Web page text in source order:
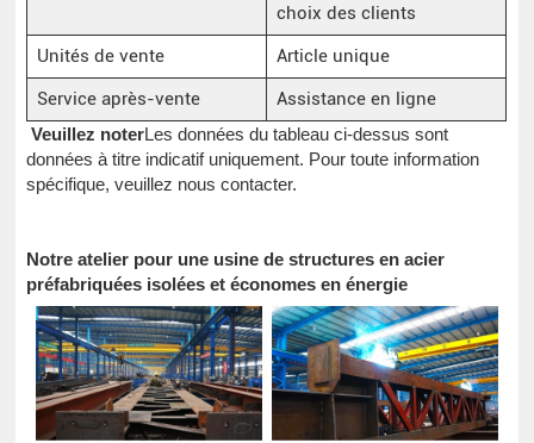
choix des clients
Unités de vente
Article unique
Service après-vente
Assistance en ligne
Veuillez noterLes données du tableau ci-dessus sont
données à titre indicatif uniquement. Pour toute information
spécifique, veuillez nous contacter.
Notre atelier pour une usine de structures en acier
préfabriquées isolées et économes en énergie